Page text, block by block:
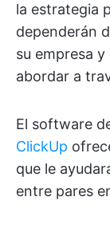
la estrategia
dependerán
su empresa
abordar a
El software
ClickUp
que le
entre pares